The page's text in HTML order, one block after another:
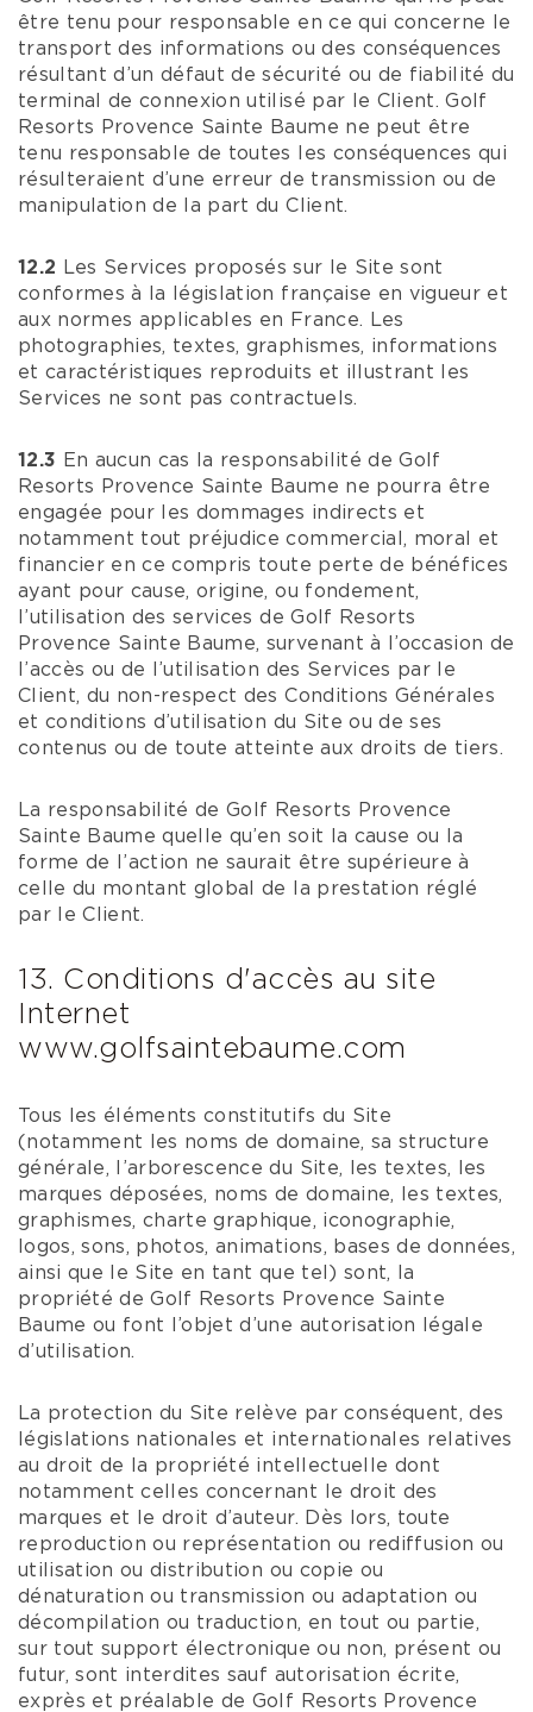
être tenu pour responsable en ce qui concerne le
transport des informations ou des conséquences
résultant d’un défaut de sécurité ou de fiabilité du
terminal de connexion utilisé par le Client. Golf
Resorts Provence Sainte Baume ne peut être
tenu responsable de toutes les conséquences qui
résulteraient d’une erreur de transmission ou de
manipulation de la part du Client.
12.2 Les Services proposés sur le Site sont
conformes à la législation française en vigueur et
aux normes applicables en France. Les
photographies, textes, graphismes, informations
et caractéristiques reproduits et illustrant les
Services ne sont pas contractuels.
12.3 En aucun cas la responsabilité de Golf
Resorts Provence Sainte Baume ne pourra être
engagée pour les dommages indirects et
notamment tout préjudice commercial, moral et
financier en ce compris toute perte de bénéfices
ayant pour cause, origine, ou fondement,
l’utilisation des services de Golf Resorts
Provence Sainte Baume, survenant à l’occasion de
l’accès ou de l’utilisation des Services par le
Client, du non-respect des Conditions Générales
et conditions d’utilisation du Site ou de ses
contenus ou de toute atteinte aux droits de tiers.
La responsabilité de Golf Resorts Provence
Sainte Baume quelle qu’en soit la cause ou la
forme de l’action ne saurait être supérieure à
celle du montant global de la prestation réglé
par le Client.
13. Conditions d'accès au site
Internet
www.golfsaintebaume.com
Tous les éléments constitutifs du Site
(notamment les noms de domaine, sa structure
générale, l’arborescence du Site, les textes, les
marques déposées, noms de domaine, les textes,
graphismes, charte graphique, iconographie,
logos, sons, photos, animations, bases de données,
ainsi que le Site en tant que tel) sont, la
propriété de Golf Resorts Provence Sainte
Baume ou font l’objet d’une autorisation légale
d’utilisation.
La protection du Site relève par conséquent, des
législations nationales et internationales relatives
au droit de la propriété intellectuelle dont
notamment celles concernant le droit des
marques et le droit d’auteur. Dès lors, toute
reproduction ou représentation ou rediffusion ou
utilisation ou distribution ou copie ou
dénaturation ou transmission ou adaptation ou
décompilation ou traduction, en tout ou partie,
sur tout support électronique ou non, présent ou
futur, sont interdites sauf autorisation écrite,
exprès et préalable de Golf Resorts Provence